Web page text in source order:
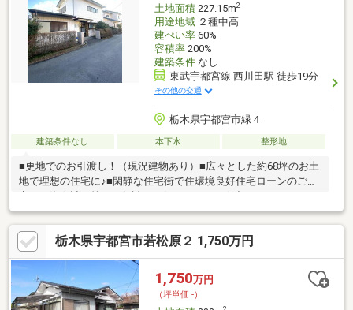
土地面積227.15m2
用途地域２種中高
建ぺい率60%
容積率200%
建築条件なし
東武宇都宮線 西川田駅 徒歩19分
その他の交通
栃木県宇都宮市緑４
建築条件なし 本下水 整形地
■更地でのお引渡し！（現況建物あり）■広々とした約68坪のお土
地で理想の住宅に♪■閑静な住宅街で住環境良好住宅ローンのご不
します！！！
栃木県宇都宮市若松原２ 1,750万円
1,750万円
（坪単価:-）